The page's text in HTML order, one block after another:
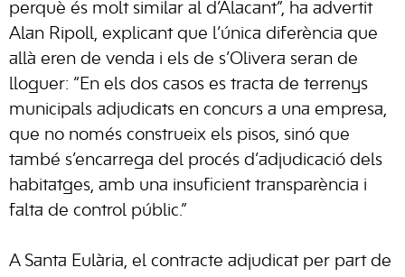
perquè és molt similar al d’Alacant”, ha advertit
Alan Ripoll, explicant que l’única diferència que
allà eren de venda i els de s’Olivera seran de
lloguer: “En els dos casos es tracta de terrenys
municipals adjudicats en concurs a una empresa,
que no només construeix els pisos, sinó que
també s’encarrega del procés d’adjudicació dels
habitatges, amb una insuficient transparència i
falta de control públic.”
A Santa Eulària, el contracte adjudicat per part de